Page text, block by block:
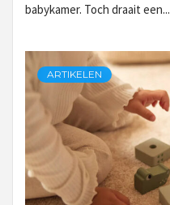
babykamer. Toch draait een...
ARTIKELEN